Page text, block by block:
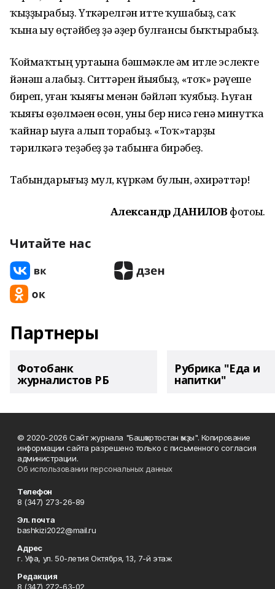
ҡыҙҙырабыҙ. Үткәрелгән итте ҡушабыҙ, саҡ
ҡына һыу өҫтәйбеҙ ҙә әҙер булғансы быҡтырабыҙ.
Ҡоймаҡтың уртаһына бәшмәкле һәм итле эслекте
йәнәш һалабыҙ. Ситтәрен йыябыҙ, «тоҡ» рәүеше
биреп, һуған ҡыяғы менән бәйләп ҡуябыҙ. Һуған
ҡыяғы өҙөлмәһен өсөн, уны бер нисә генә минутҡа
ҡайнар һыуға һалып торабыҙ. «Тоҡ»тарҙы
тәрилкәгә теҙәбеҙ ҙә табынға бирәбеҙ.
Табындарығыҙ мул, күркәм булһын, әхирәттәр!
Александр ДАНИЛОВ фотоһы.
Читайте нас
Партнеры
Фотобанк
журналистов РБ
Рубрика "Еда и
напитки"
© 2020-2026 Сайт журнала "Башҡортостан ҡыҙы". Копирование
информации сайта разрешено только с письменного согласия
администрации.
Об использовании персональных данных
Телефон
8 (347) 273-26-89
Эл. почта
bashkizi2022@mail.ru
Адрес
г. Уфа, ул. 50-летия Октября, 13, 7-й этаж
Редакция
8 (347) 272-63-02